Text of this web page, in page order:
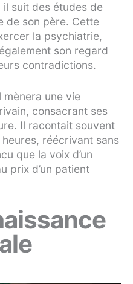
il suit des études de
de son père. Cette
la psychiatrie,
son regard
contradictions.
mènera une vie
consacrant ses
Il racontait souvent
réécrivant sans
que la voix d’un
prix d’un patient